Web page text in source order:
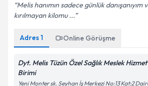
Melis hanımın sadece günlük danışanıyım
kırılmayan kilomu ...
Adres 1 Online Görüşme
Dyt. Melis Tüzün Özel Sağlık Meslek Hizmet
Birimi
Yeni Monter sk. Seyhan İş Merkezi No:13 Kat:2